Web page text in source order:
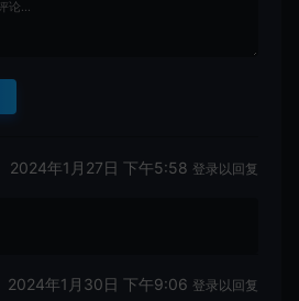
2024年1月27日 下午5:58 登录以回复
2024年1月30日 下午9:06 登录以回复